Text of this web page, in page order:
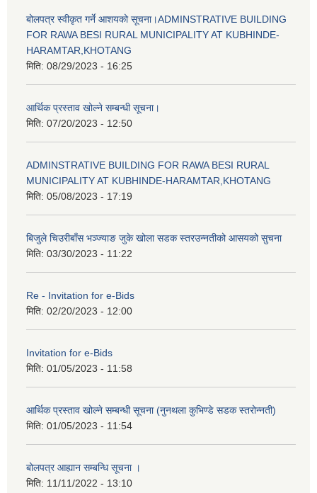
बोलपत्र स्वीकृत गर्ने आशयको सूचना।ADMINSTRATIVE BUILDING
FOR RAWA BESI RURAL MUNICIPALITY AT KUBHINDE-
HARAMTAR,KHOTANG
मिति: 08/29/2023 - 16:25
आर्थिक प्रस्ताव खोल्ने सम्बन्धी सूचना।
मिति: 07/20/2023 - 12:50
ADMINSTRATIVE BUILDING FOR RAWA BESI RURAL
MUNICIPALITY AT KUBHINDE-HARAMTAR,KHOTANG
मिति: 05/08/2023 - 17:19
बिजुले चिउरीबाँस भञ्ज्याङ जुके खोला सडक स्तरउन्नतीको आसयको सुचना
मिति: 03/30/2023 - 11:22
Re - Invitation for e-Bids
मिति: 02/20/2023 - 12:00
Invitation for e-Bids
मिति: 01/05/2023 - 11:58
आर्थिक प्रस्ताव खोल्ने सम्बन्धी सूचना (नुनथला कुभिण्डे सडक स्तरोन्नती)
मिति: 01/05/2023 - 11:54
बोलपत्र आह्यान सम्बन्धि सूचना ।
मिति: 11/11/2022 - 13:10